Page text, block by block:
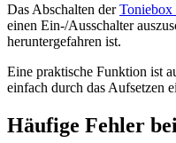
Das Abschalten der
einen Ein-/Ausschalter
heruntergefahren ist.
Eine praktische Funktion ist
einfach durch das Aufsetzen
Häufige Fehler